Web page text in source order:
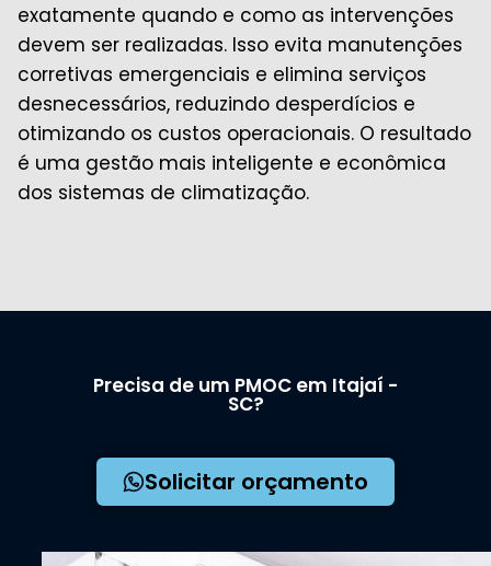
exatamente quando e como as intervenções
devem ser realizadas. Isso evita manutenções
corretivas emergenciais e elimina serviços
desnecessários, reduzindo desperdícios e
otimizando os custos operacionais. O resultado
é uma gestão mais inteligente e econômica
dos sistemas de climatização.
Precisa de um PMOC em Itajaí -
SC?
Solicitar orçamento